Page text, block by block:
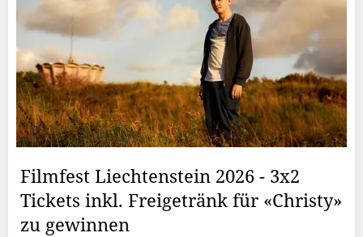
Filmfest Liechtenstein 2026 - 3x2
Tickets inkl. Freigetränk für «Christy»
zu gewinnen